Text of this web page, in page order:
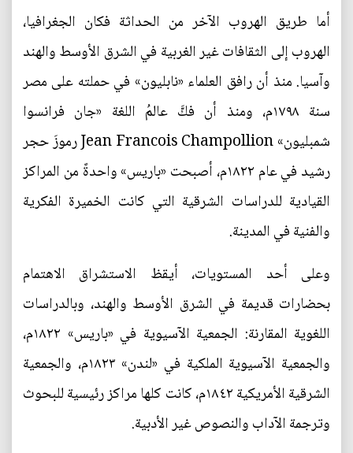
أما طريق الهروب الآخر من الحداثة فكان الجغرافيا،
الهروب إلى الثقافات غير الغربية في الشرق الأوسط والهند
وآسيا. منذ أن رافق العلماء «نابليون» في حملته على مصر
سنة ١٧٩٨م، ومنذ أن فكَّ عالمُ اللغة «جان فرانسوا
شمبلیون» Jean Francois Champollion رموزَ حجر
رشيد في عام ١٨٢٢م، أصبحت «باريس» واحدةً من المراكز
القيادية للدراسات الشرقية التي كانت الخميرة الفكرية
والفنية في المدينة.
وعلى أحد المستويات، أيقظ الاستشراق الاهتمام
بحضارات قديمة في الشرق الأوسط والهند، وبالدراسات
اللغوية المقارنة: الجمعية الآسيوية في «باريس» ۱۸۲۲م،
والجمعية الآسيوية الملكية في «لندن» ۱۸۲۳م، والجمعية
الشرقية الأمريكية ١٨٤٢م، كانت كلها مراكز رئيسية للبحوث
وترجمة الآداب والنصوص غير الأدبية.